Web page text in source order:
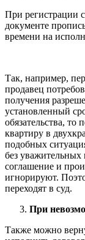
При регистрации
документе
времени на
Так, например,
продавец
получения
установленный
обязательства, то
квартиру в
подобных
без уважительных
соглашение и
игнорируют.
переходят в суд.
При
Также можно